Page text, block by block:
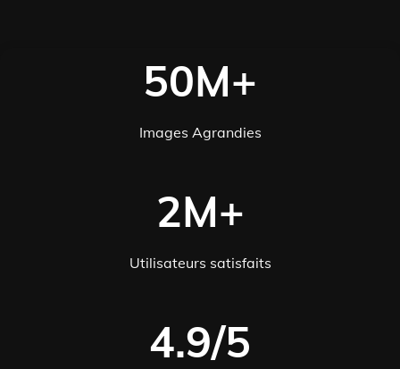
50M+
Images Agrandies
2M+
Utilisateurs satisfaits
4.9/5